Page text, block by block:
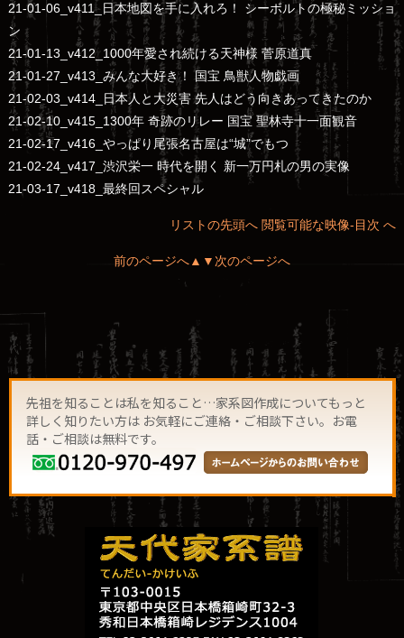
21-01-06_v411_日本地図を手に入れろ！ シーボルトの極秘ミッショ
ン
21-01-13_v412_1000年愛され続ける天神様 菅原道真
21-01-27_v413_みんな大好き！ 国宝 鳥獣人物戯画
21-02-03_v414_日本人と大災害 先人はどう向きあってきたのか
21-02-10_v415_1300年 奇跡のリレー 国宝 聖林寺十一面観音
21-02-17_v416_やっぱり尾張名古屋は“城”でもつ
21-02-24_v417_渋沢栄一 時代を開く 新一万円札の男の実像
21-03-17_v418_最終回スペシャル
リストの先頭へ 閲覧可能な映像‐目次 へ
前のページへ▲ ▼次のページへ
先祖を知ることは私を知ること…家系図作成についてもっと
詳しく知りたい方は お気軽にご連絡・ご相談下さい。お電
話・ご相談は無料です。